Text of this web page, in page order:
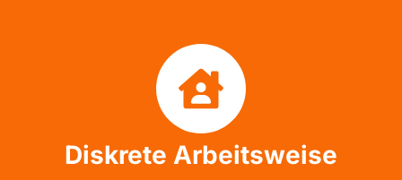
Diskrete Arbeitsweise